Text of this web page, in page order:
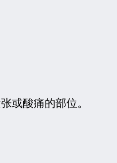
或酸痛的部位。